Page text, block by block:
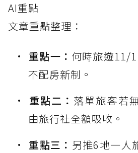
AI重點
文章重點整理：
重點一： 何時旅遊11/
不配房新制。
重點二： 落單旅客若
由旅行社全額吸收。
重點三： 另推6地一人